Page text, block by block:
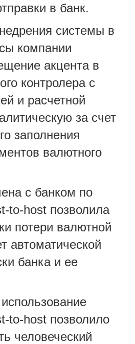
в банк.
системы в
компании
акцента в
контролера с
и расчетной
за счет
заполнения
валютного
с банком по
to-host позволила
потери валютной
автоматической
банка и ее
to-host позволило
человеческий